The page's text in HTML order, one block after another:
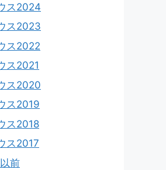
ス2024
ス2023
ス2022
ス2021
ス2020
ス2019
ス2018
ス2017
前